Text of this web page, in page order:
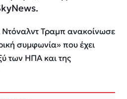
Τραμπ ανακοίνωσε
συμφωνία» που έχει
των ΗΠΑ και της